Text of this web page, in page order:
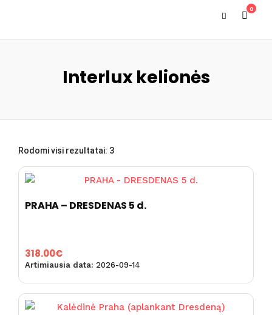
0
Interlux kelionės
Rodomi visi rezultatai: 3Rūšiuojama
kainą:
mažos
PRAHA – DRESDENAS 5 d.
318.00€
Artimiausia data: 2026-09-14